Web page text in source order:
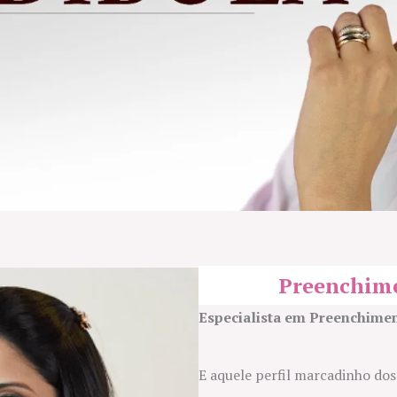
Especialista em
E aquele perfil marcadinho